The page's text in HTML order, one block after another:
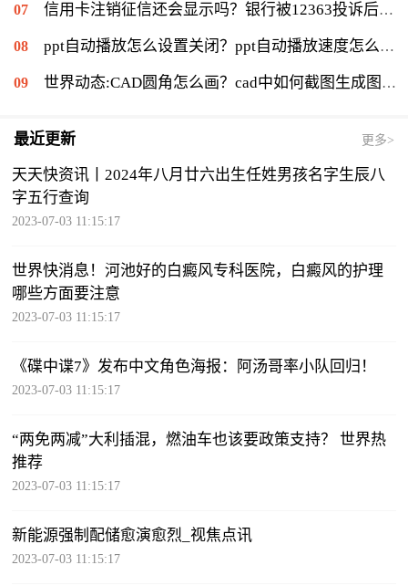
信用卡注销征信还会显示吗？银行被12363投诉后果是什么？|环球通讯
ppt自动播放怎么设置关闭？ppt自动播放速度怎么调慢？ 世界报资讯
世界动态:CAD圆角怎么画？cad中如何截图生成图片？
最近更新 更多>
天天快资讯丨2024年八月廿六出生任姓男孩名字生辰八
字五行查询
2023-07-03 11:15:17
世界快消息！河池好的白癜风专科医院，白癜风的护理
哪些方面要注意
2023-07-03 11:15:17
《碟中谍7》发布中文角色海报：阿汤哥率小队回归！
2023-07-03 11:15:17
“两免两减”大利插混，燃油车也该要政策支持？ 世界热
推荐
2023-07-03 11:15:17
新能源强制配储愈演愈烈_视焦点讯
2023-07-03 11:15:17